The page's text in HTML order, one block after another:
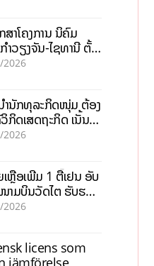
ສາໂຄງການ ນິຄົມ
ຳວຽງຈັນ-ໄຊທານີ ຕັ້ງ
ລ້ານໂດລາ, ສ້າງ
2026
ຳນັກທຸລະກິດໜຸ່ມ ຕ້ອງ
ກິດເສດຖະກິດ ເນັ້ນດຶງ
ຫັນສູ່ດິຈິຕອນ
2026
ຫຼືອເພີ່ມ 1 ຕື້ເຢນ ອັບ
າມບິນວັດໄຕ ຮັບຮອງ
2026
licens som
jämförelse